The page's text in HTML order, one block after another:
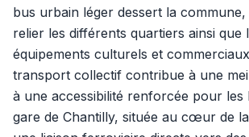
bus urbain léger dessert la
relier les différents quartiers ainsi que
équipements culturels et
transport collectif contribue à une
à une accessibilité renforcée pour les
gare de Chantilly, située au cœur de